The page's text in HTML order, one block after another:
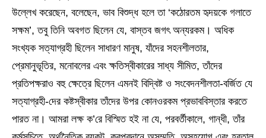
উল্লেখ করেছেন, বলেছেন, ভাব বিশুদ্ধ হলে তা ‘কঠোরতম হৃদয়কে গলাতে
সক্ষম’, তবু তিনি অবগত ছিলেন যে, বাস্তব জগৎ অন্যরকম। অধিক
সংখ্যক সত্যাগ্রহী ছিলেন সাধারণ মানুষ, যাঁদের সহনশীলতার,
প্রেমানুভূতির, মনোবলের এবং ক্ষতিস্বীকারের সাধ্য সীমিত, তাঁদের
প্রতিপক্ষরাও বহু ক্ষেত্রে ছিলেন এমনই বিদ্বিষ্ট ও সংবেদনশীলতা-বর্জিত যে
সত্যাগ্রহী-দের কষ্টস্বীকার তাঁদের উপর কোনওরকম প্রভাববিস্তার করতে
পারত না। আমরা লক্ষ ক’রে বিস্মিত হই না যে, পরবর্তীকালে, গান্ধী, তাঁর